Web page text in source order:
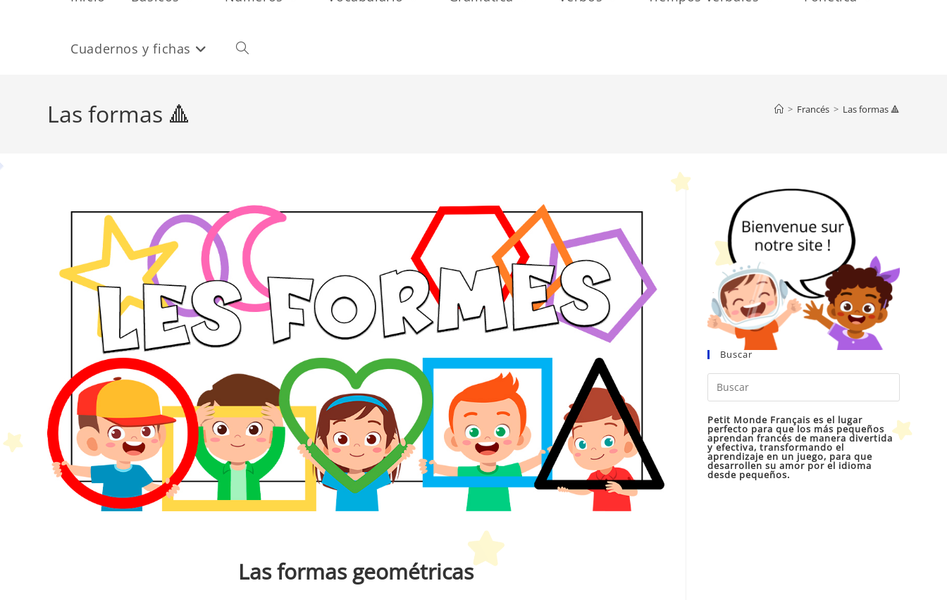
Cuadernos y fichas Alternar
la
web
Las formas 🔺 > Francés > Las formas 🔺
Las formas geométricas
Buscar
Escape
cerrar
Petit Monde Français es el lugar
perfecto para que los más pequeños
aprendan francés de manera divertida
y efectiva, transformando el
aprendizaje en un juego, para que
desarrollen su amor por el idioma
desde pequeños.